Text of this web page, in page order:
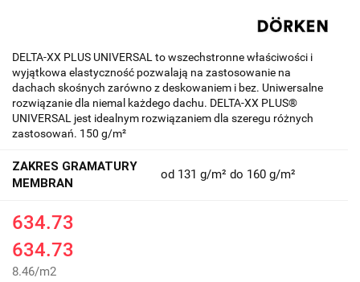
DELTA-XX PLUS UNIVERSAL to wszechstronne właściwości i
wyjątkowa elastyczność pozwalają na zastosowanie na
dachach skośnych zarówno z deskowaniem i bez. Uniwersalne
rozwiązanie dla niemal każdego dachu. DELTA-XX PLUS®
UNIVERSAL jest idealnym rozwiązaniem dla szeregu różnych
zastosowań. 150 g/m²
ZAKRES GRAMATURY
MEMBRAN
od 131 g/m² do 160 g/m²
634.73
634.73
8.46/m2